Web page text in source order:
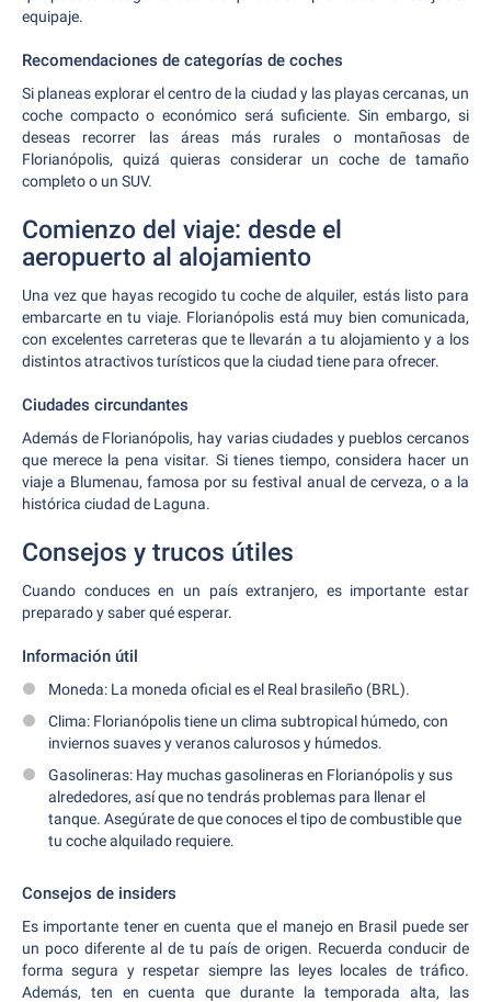
equipaje.
Recomendaciones de categorías de coches
Si planeas explorar el centro de la ciudad y las playas cercanas, un
coche compacto o económico será suficiente. Sin embargo, si
deseas recorrer las áreas más rurales o montañosas de
Florianópolis, quizá quieras considerar un coche de tamaño
completo o un SUV.
Comienzo del viaje: desde el
aeropuerto al alojamiento
Una vez que hayas recogido tu coche de alquiler, estás listo para
embarcarte en tu viaje. Florianópolis está muy bien comunicada,
con excelentes carreteras que te llevarán a tu alojamiento y a los
distintos atractivos turísticos que la ciudad tiene para ofrecer.
Ciudades circundantes
Además de Florianópolis, hay varias ciudades y pueblos cercanos
que merece la pena visitar. Si tienes tiempo, considera hacer un
viaje a Blumenau, famosa por su festival anual de cerveza, o a la
histórica ciudad de Laguna.
Consejos y trucos útiles
Cuando conduces en un país extranjero, es importante estar
preparado y saber qué esperar.
Información útil
Moneda: La moneda oficial es el Real brasileño (BRL).
Clima: Florianópolis tiene un clima subtropical húmedo, con
inviernos suaves y veranos calurosos y húmedos.
Gasolineras: Hay muchas gasolineras en Florianópolis y sus
alrededores, así que no tendrás problemas para llenar el
tanque. Asegúrate de que conoces el tipo de combustible que
tu coche alquilado requiere.
Consejos de insiders
Es importante tener en cuenta que el manejo en Brasil puede ser
un poco diferente al de tu país de origen. Recuerda conducir de
forma segura y respetar siempre las leyes locales de tráfico.
Además, ten en cuenta que durante la temporada alta, las